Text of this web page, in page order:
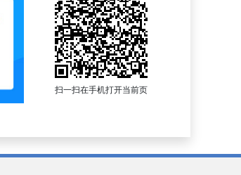
扫一扫在手机打开当前页